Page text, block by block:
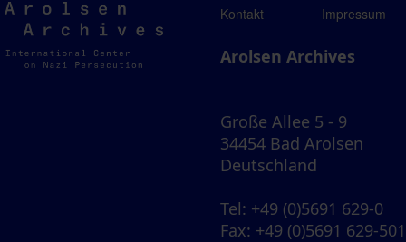
Arolsen
Archives
Kontakt Impressum
Arolsen Archives
Große Allee 5 - 9
34454 Bad Arolsen
Deutschland
Tel: +49 (0)5691 629-0
Fax: +49 (0)5691 629-501